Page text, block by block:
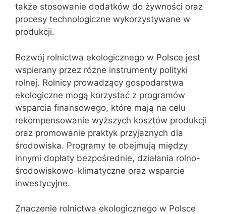
także stosowanie dodatków do żywności oraz
procesy technologiczne wykorzystywane w
produkcji.
Rozwój rolnictwa ekologicznego w Polsce jest
wspierany przez różne instrumenty polityki
rolnej. Rolnicy prowadzący gospodarstwa
ekologiczne mogą korzystać z programów
wsparcia finansowego, które mają na celu
rekompensowanie wyższych kosztów produkcji
oraz promowanie praktyk przyjaznych dla
środowiska. Programy te obejmują między
innymi dopłaty bezpośrednie, działania rolno-
środowiskowo-klimatyczne oraz wsparcie
inwestycyjne.
Znaczenie rolnictwa ekologicznego w Polsce